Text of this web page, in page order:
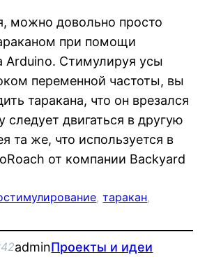
можно довольно просто
при помощи
Arduino. Стимулируя усы
переменной частоты, вы
таракана, что он врезался
следует двигаться в другую
та же, что используется в
от компании Backyard
, таракан
adminПроекты и идеи